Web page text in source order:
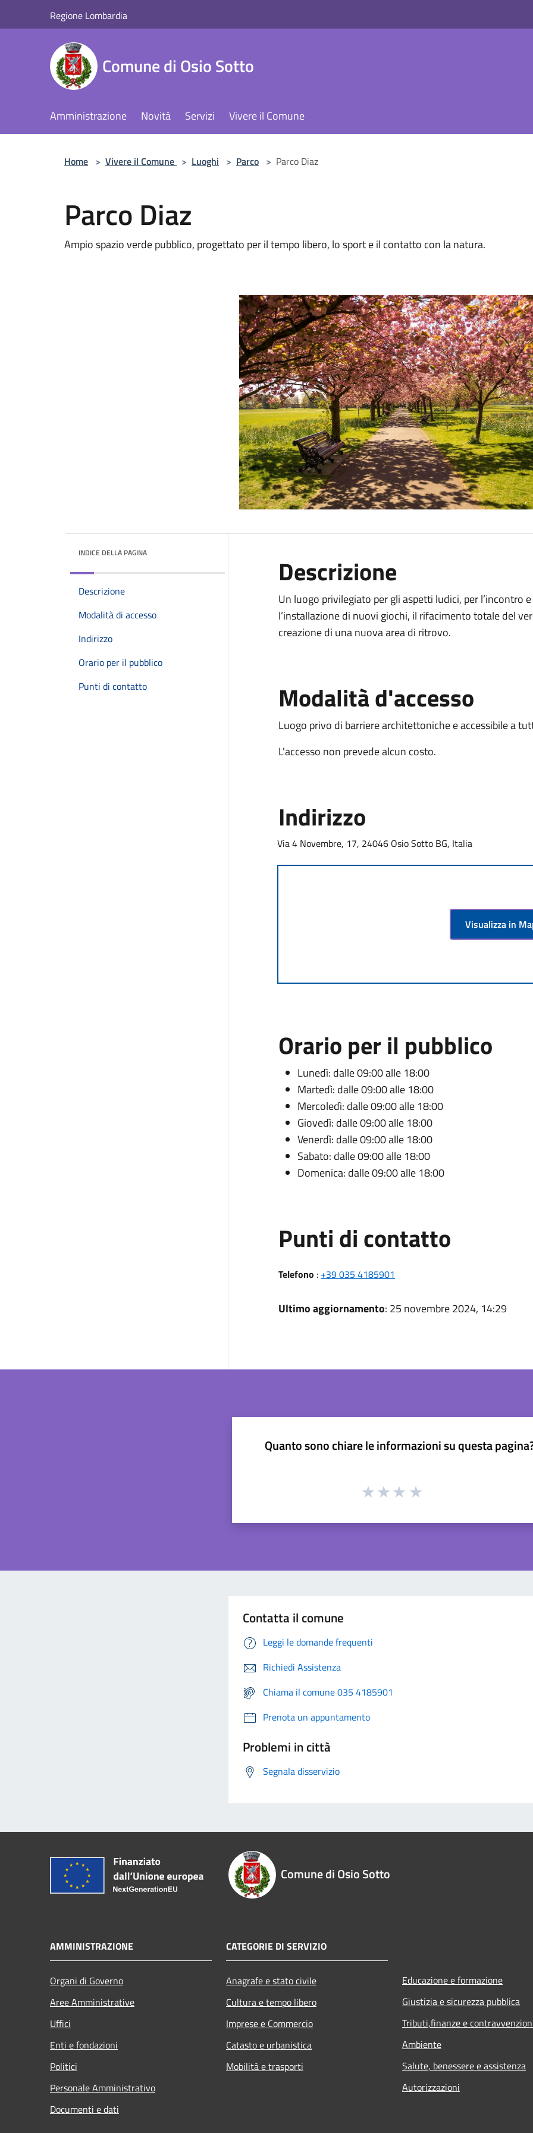
Regione Lombardia
Comune di Osio Sotto
Amministrazione Novità Servizi Vivere il Comune
Home > Vivere il Comune > Luoghi > Parco > Parco Diaz
Parco Diaz
Ampio spazio verde pubblico, progettato per il tempo libero, lo sport e il contatto con la natura.
INDICE DELLA PAGINA
Descrizione
Modalità di accesso
Indirizzo
Orario per il pubblico
Punti di contatto
Descrizione
Un luogo privilegiato per gli aspetti ludici, per l’incontro
l’installazione di nuovi giochi, il rifacimento totale del
creazione di una nuova area di ritrovo.
Modalità d'accesso
Luogo privo di barriere architettoniche e accessibile a
L'accesso non prevede alcun costo.
Indirizzo
Via 4 Novembre, 17, 24046 Osio Sotto BG, Italia
Visualizza in
Orario per il pubblico
Lunedì: dalle 09:00 alle 18:00
Martedì: dalle 09:00 alle 18:00
Mercoledì: dalle 09:00 alle 18:00
Giovedì: dalle 09:00 alle 18:00
Venerdì: dalle 09:00 alle 18:00
Sabato: dalle 09:00 alle 18:00
Domenica: dalle 09:00 alle 18:00
Punti di contatto
Telefono : +39 035 4185901
Ultimo aggiornamento: 25 novembre 2024, 14:29
Quanto sono chiare le informazioni su questa
Contatta il comune
Leggi le domande frequenti
Richiedi Assistenza
Chiama il comune 035 4185901
Prenota un appuntamento
Problemi in città
Segnala disservizio
Comune di Osio Sotto
AMMINISTRAZIONE
Organi di Governo
Aree Amministrative
Uffici
Enti e fondazioni
Politici
Personale Amministrativo
Documenti e dati
CATEGORIE DI SERVIZIO
Anagrafe e stato civile
Cultura e tempo libero
Imprese e Commercio
Catasto e urbanistica
Mobilità e trasporti
Educazione e formazione
Giustizia e sicurezza pubblica
Tributi,finanze e
Ambiente
Salute, benessere e assistenza
Autorizzazioni